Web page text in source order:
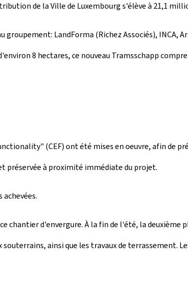
de la Ville de Luxembourg s'élève à 21,1
LandForma (Richez Associés), INCA,
8 hectares, ce nouveau Tramsschapp
" (CEF) ont été mises en oeuvre, afin de
préservée à proximité immédiate du projet.
d'envergure. À la fin de l'été, la deuxième
ainsi que les travaux de terrassement.